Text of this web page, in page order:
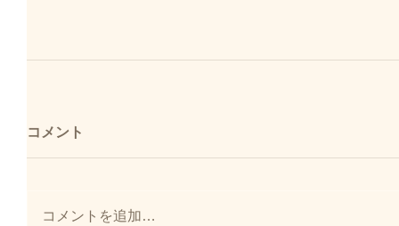
コメント
コメントを追加…